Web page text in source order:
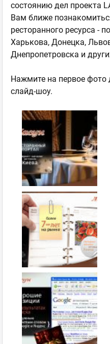
состоянию дел проекта
Вам ближе
ресторанного ресурса -
Харькова, Донецка,
Днепропетровска и
Нажмите на первое фото
слайд-шоу.